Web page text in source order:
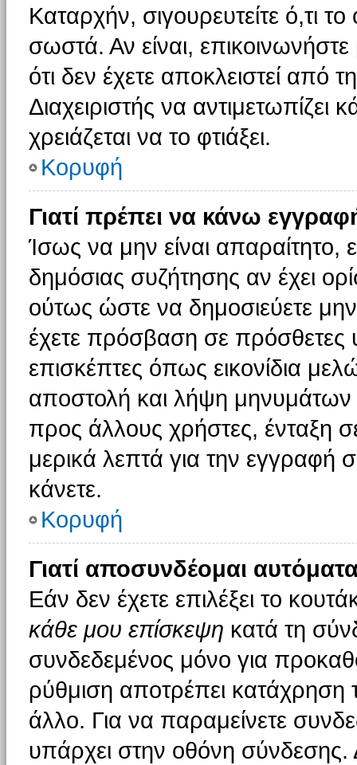
Καταρχήν, σιγουρευτείτε ό,τι
σωστά. Αν είναι, επικοινωνήστε
ότι δεν έχετε αποκλειστεί από
Διαχειριστής να αντιμετωπίζει
χρειάζεται να το φτιάξει.
Κορυφή
Γιατί πρέπει να κάνω
Ίσως να μην είναι απαραίτητο,
δημόσιας συζήτησης αν έχει
ούτως ώστε να δημοσιεύετε
έχετε πρόσβαση σε πρόσθετες
επισκέπτες όπως εικονίδια
αποστολή και λήψη μηνυμάτων
προς άλλους χρήστες, ένταξη
μερικά λεπτά για την
κάνετε.
Κορυφή
Γιατί αποσυνδέομαι
Εάν δεν έχετε επιλέξει το
κάθε μου επίσκεψη κατά τη
συνδεδεμένος μόνο για
ρύθμιση αποτρέπει
άλλο. Για να παραμείνετε
υπάρχει στην οθόνη σύνδεσης.